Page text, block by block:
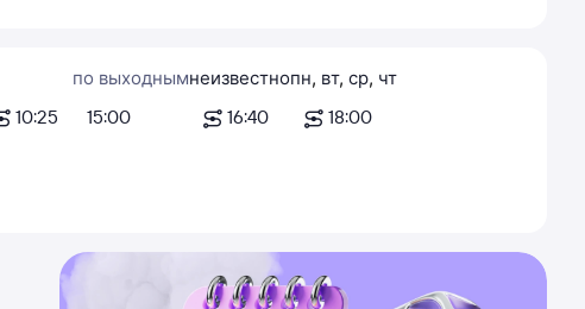
10:25
по выходным
15:00
неизвестно
16:40
пн, вт, ср, чт
18:00